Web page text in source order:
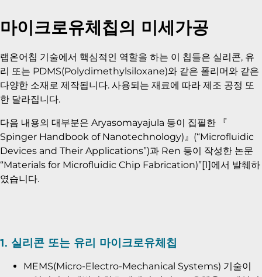
마이크로유체칩의 미세가공
랩온어칩 기술에서 핵심적인 역할을 하는 이 칩들은 실리콘, 유
리 또는 PDMS(Polydimethylsiloxane)와 같은 폴리머와 같은
다양한 소재로 제작됩니다. 사용되는 재료에 따라 제조 공정 또
한 달라집니다.
다음 내용의 대부분은 Aryasomayajula 등이 집필한 『
Spinger Handbook of Nanotechnology)』(“Microfluidic
Devices and Their Applications”)과 Ren 등이 작성한 논문
“Materials for Microfluidic Chip Fabrication)”[1]에서 발췌하
였습니다.
1. 실리콘 또는 유리 마이크로유체칩
MEMS(Micro-Electro-Mechanical Systems) 기술이